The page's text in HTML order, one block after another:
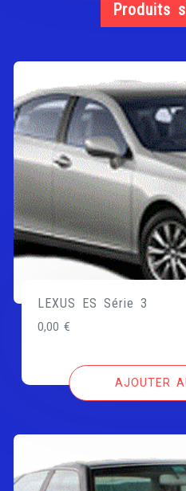
Produits
LEXUS ES Série 3
0,00€
AJOUTER